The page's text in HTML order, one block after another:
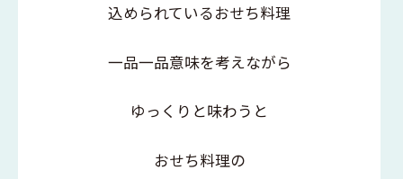
込められているおせち料理
一品一品意味を考えながら
ゆっくりと味わうと
おせち料理の